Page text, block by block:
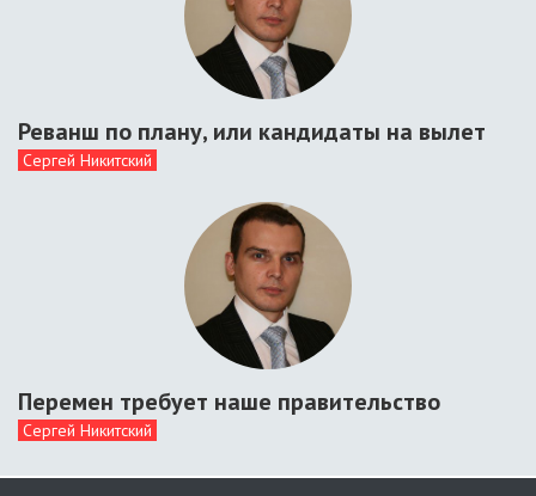
Реванш по плану, или кандидаты на вылет
Сергей Никитский
Перемен требует наше правительство
Сергей Никитский